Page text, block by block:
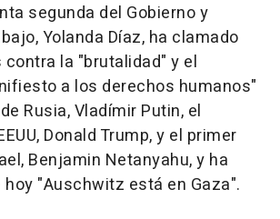
segunda del Gobierno y
Yolanda Díaz, ha clamado
la "brutalidad" y el
a los derechos humanos"
Rusia, Vladímir Putin, el
Donald Trump, y el primer
Benjamin Netanyahu, y ha
"Auschwitz está en Gaza".